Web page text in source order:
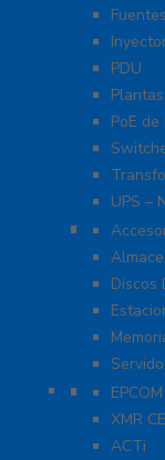
PDU
PoE
UPS –
Discos
XMR
ACTi